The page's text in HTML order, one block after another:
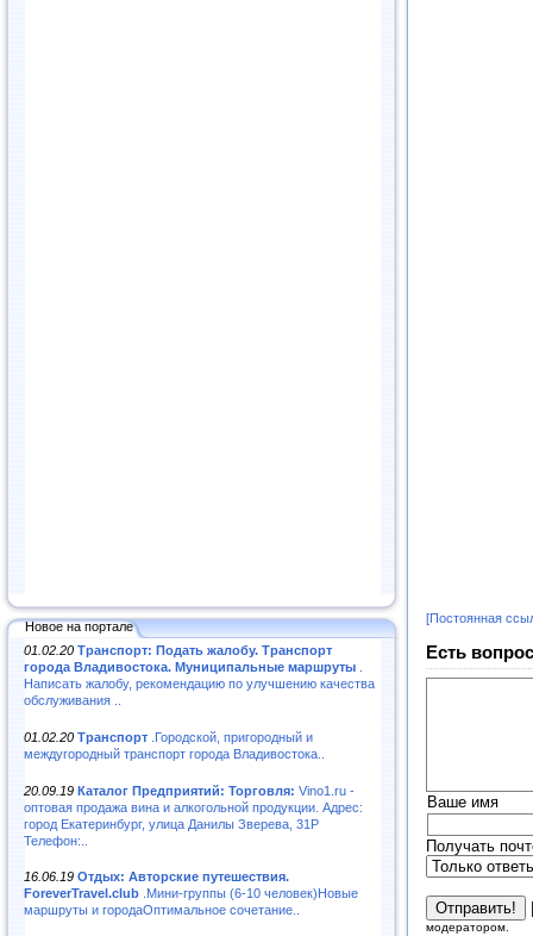
Новое на портале
01.02.20 Транспорт: Подать жалобу. Транспорт
города Владивостока. Муниципальные маршруты
Написать жалобу, рекомендацию по улучшению качества
обслуживания ..
01.02.20 Транспорт .Городской, пригородный и
междугородный транспорт города Владивостока..
20.09.19 Каталог Предприятий: Торговля: Vino1.ru -
оптовая продажа вина и алкогольной продукции. Адрес:
город Екатеринбург, улица Данилы Зверева, 31Р
Телефон:..
16.06.19 Отдых: Авторские путешествия.
ForeverTravel.club .Мини-группы (6-10 человек)Новые
маршруты и городаОптимальное сочетание..
[Постоянная
Есть
Ваше имя
Получать
модератором.